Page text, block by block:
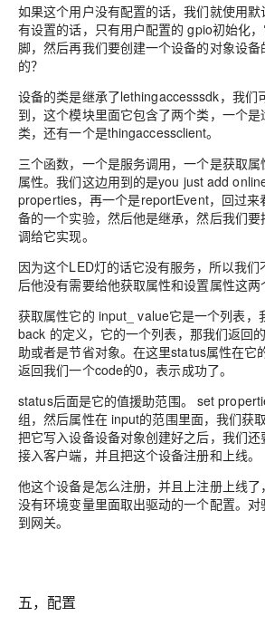
如果这个用户没有配置的话，我们就使用默
有设置的话，只有用户配置的 gpio初始化
脚，然后再我们要创建一个设备的对象设
的？
设备的类是继承了lethingaccesssdk， 我们
到，这个模块里面它包含了两个类，一个
类，还有一个是thingaccessclient。
三个函数，一个是服务调用，一个是获取
属性。我们这边用到的是you just add
properties，再一个是reportEvent， 回过来
备的一个实验，然后他是继承，然后我们
调给它实现。
因为这个LED灯的话它没有服务，所以我
后他没有需要给他获取属性和设置属性这两
获取属性它的 input_ value它是一个列表，
back 的定义，它的一个列表，那我们返回
助或者是节省对象。在这里status属性在它
返回我们一个code的0，表示成功了。
status后面是它的值援助范围。 set
组，然后属性在 input的范围里面，我们获
把它写入设备设备对象创建好之后，我们还
接入客户端，并且把这个设备注册和上线。
他这个设备是怎么注册，并且上注册上线
没有环境变量里面取出驱动的一个配置。
到网关。
五，配置